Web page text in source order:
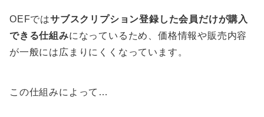
OEFではサブスクリプション登録した会員だけが購入
できる仕組みになっているため、価格情報や販売内容
が一般には広まりにくくなっています。
この仕組みによって…